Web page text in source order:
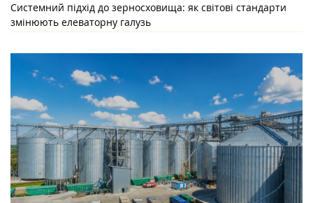
Системний підхід до зерносховища: як світові стандарти
змінюють елеваторну галузь